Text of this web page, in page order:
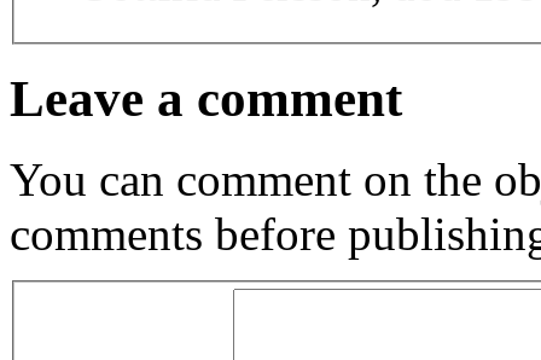
Leave a comment
You can comment on the
comments before